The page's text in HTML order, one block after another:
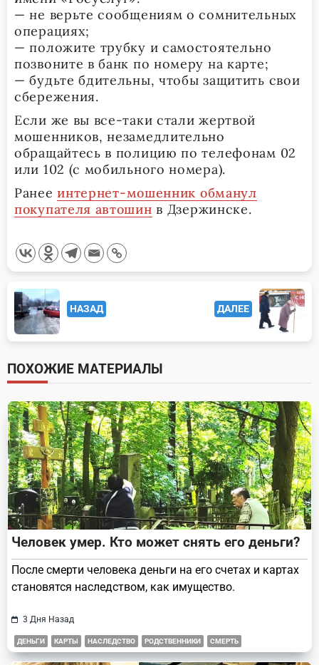
— не верьте сообщениям о сомнительных
операциях;
— положите трубку и самостоятельно
позвоните в банк по номеру на карте;
— будьте бдительны, чтобы защитить свои
сбережения.
Если же вы все-таки стали жертвой
мошенников, незамедлительно
обращайтесь в полицию по телефонам 02
или 102 (с мобильного номера).
Ранееинтернет-мошенник обманул
покупателя автошин в Дзержинске.
<span
class="nav-
subtitle
screen-
reader-
text">Page</span>
НАЗАД ДАЛЕЕ
ПОХОЖИЕ МАТЕРИАЛЫ
Человек умер. Кто может снять его деньги?
После смерти человека деньги на его счетах и картах
становятся наследством, как имущество.
3 Дня Назад
ДЕНЬГИ КАРТЫ НАСЛЕДСТВО РОДСТВЕННИКИ СМЕРТЬ